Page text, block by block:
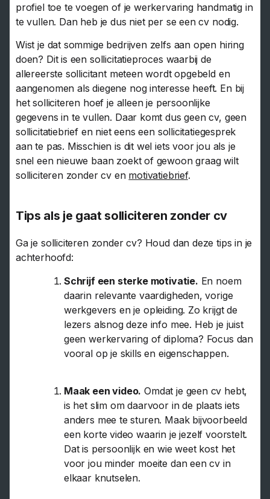
profiel toe te voegen of je werkervaring handmatig in
te vullen. Dan heb je dus niet per se een cv nodig.
Wist je dat sommige bedrijven zelfs aan open hiring
doen? Dit is een sollicitatieproces waarbij de
allereerste sollicitant meteen wordt opgebeld en
aangenomen als diegene nog interesse heeft. En bij
het solliciteren hoef je alleen je persoonlijke
gegevens in te vullen. Daar komt dus geen cv, geen
sollicitatiebrief en niet eens een sollicitatiegesprek
aan te pas. Misschien is dit wel iets voor jou als je
snel een nieuwe baan zoekt of gewoon graag wilt
solliciteren zonder cv en motivatiebrief.
Tips als je gaat solliciteren zonder cv
Ga je solliciteren zonder cv? Houd dan deze tips in je
achterhoofd:
Schrijf een sterke motivatie. En noem
daarin relevante vaardigheden, vorige
werkgevers en je opleiding. Zo krijgt de
lezers alsnog deze info mee. Heb je juist
geen werkervaring of diploma? Focus dan
vooral op je skills en eigenschappen.
Maak een video. Omdat je geen cv hebt,
is het slim om daarvoor in de plaats iets
anders mee te sturen. Maak bijvoorbeeld
een korte video waarin je jezelf voorstelt.
Dat is persoonlijk en wie weet kost het
voor jou minder moeite dan een cv in
elkaar knutselen.